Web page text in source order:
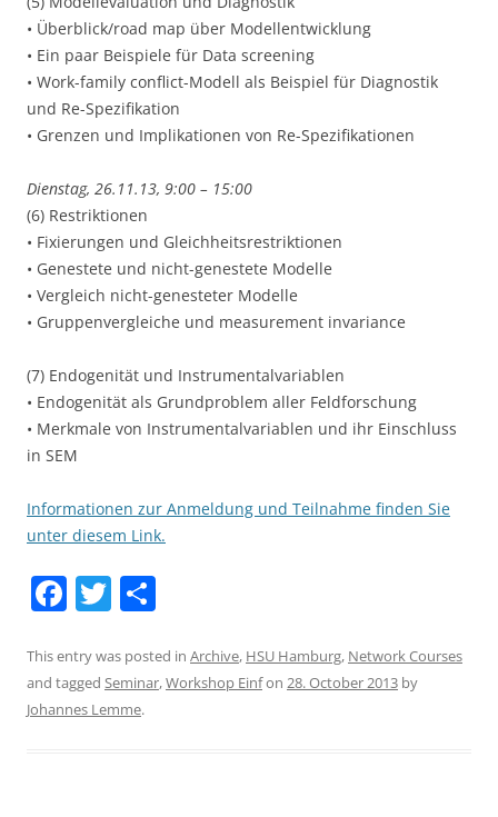
• Überblick/road map über Modellentwicklung
• Ein paar Beispiele für Data screening
• Work-family conflict-Modell als Beispiel für Diagnostik
und Re-Spezifikation
• Grenzen und Implikationen von Re-Spezifikationen
Dienstag, 26.11.13, 9:00 – 15:00
(6) Restriktionen
• Fixierungen und Gleichheitsrestriktionen
• Genestete und nicht-genestete Modelle
• Vergleich nicht-genesteter Modelle
• Gruppenvergleiche und measurement invariance
(7) Endogenität und Instrumentalvariablen
• Endogenität als Grundproblem aller Feldforschung
• Merkmale von Instrumentalvariablen und ihr Einschluss
in SEM
Informationen zur Anmeldung und Teilnahme finden Sie
unter diesem Link.
F
c
e
T
itt
er
ar
e
This entry was posted in Archive, HSU Hamburg, Network Courses
and tagged Seminar,Workshop Einfon 28. October 2013 by
Johannes Lemme.